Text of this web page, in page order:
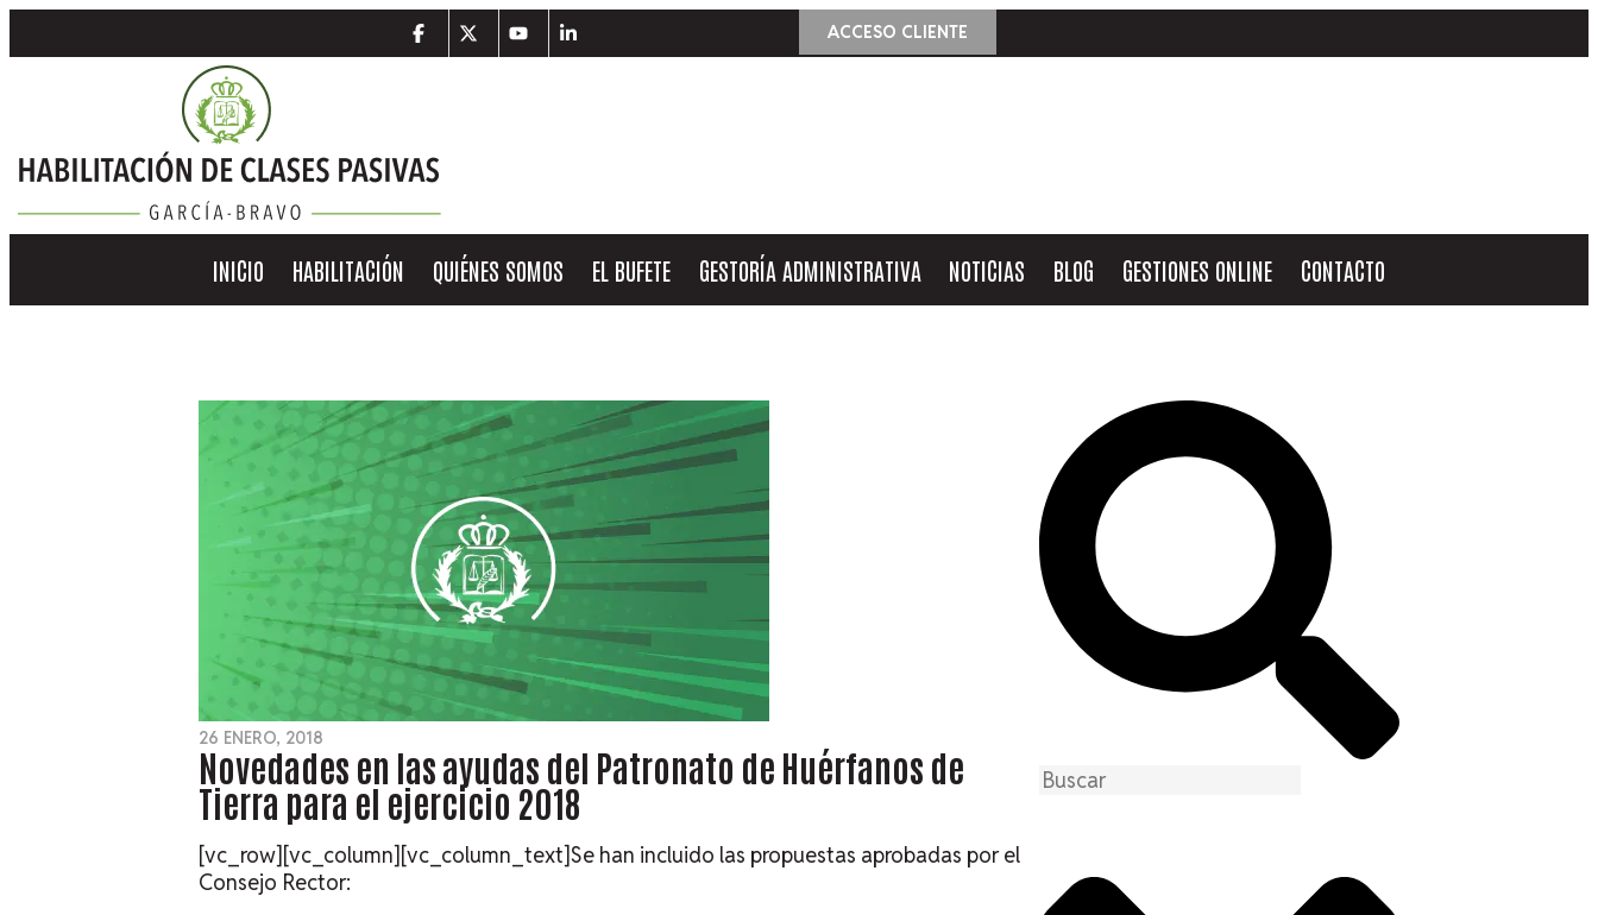
ACCESO CLIENTE
INICIO HABILITACIÓN QUIÉNES SOMOS EL BUFETE GESTORÍA ADMINISTRATIVA NOTICIAS BLOG GESTIONES ONLINE CONTACTO
26 ENERO, 2018
Novedades en las ayudas del Patronato de Huérfanos de
Tierra para el ejercicio 2018
[vc_row][vc_column][vc_column_text]Se han incluido las propuestas aprobadas por el
Consejo Rector: